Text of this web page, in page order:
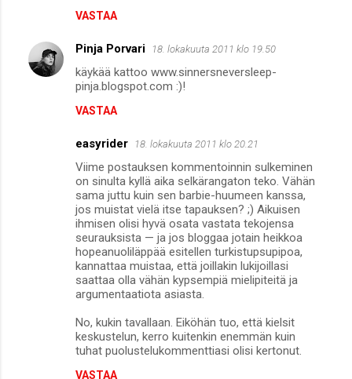
VASTAA
Pinja Porvari 18. lokakuuta 2011 klo 19.50
käykää kattoo www.sinnersneversleep-
pinja.blogspot.com :)!
VASTAA
easyrider 18. lokakuuta 2011 klo 20.21
Viime postauksen kommentoinnin sulkeminen
on sinulta kyllä aika selkärangaton teko. Vähän
sama juttu kuin sen barbie-huumeen kanssa,
jos muistat vielä itse tapauksen? ;) Aikuisen
ihmisen olisi hyvä osata vastata tekojensa
seurauksista — ja jos bloggaa jotain heikkoa
hopeanuoliläppää esitellen turkistupsupipoa,
kannattaa muistaa, että joillakin lukijoillasi
saattaa olla vähän kypsempiä mielipiteitä ja
argumentaatiota asiasta.
No, kukin tavallaan. Eiköhän tuo, että kielsit
keskustelun, kerro kuitenkin enemmän kuin
tuhat puolustelukommenttiasi olisi kertonut.
VASTAA